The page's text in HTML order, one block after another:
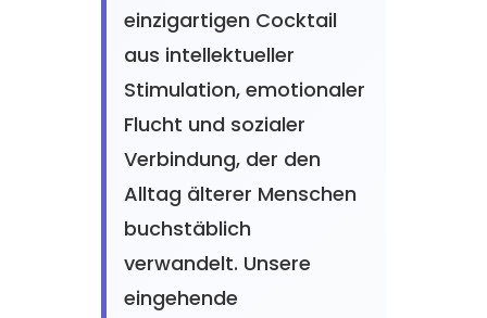
einzigartigen Cocktail
aus intellektueller
Stimulation, emotionaler
Flucht und sozialer
Verbindung, der den
Alltag älterer Menschen
buchstäblich
verwandelt. Unsere
eingehende